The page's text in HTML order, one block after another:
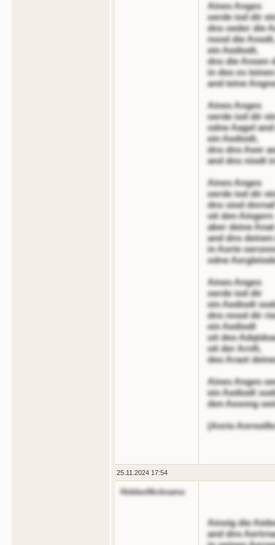
Aines Anges
oerde iod dir
dns oeder die
nood die Anodt,
ein Aediodt,
dns die Anoen
in deo es
and teine
Aines Anges
oerde iod dir
odne Aagel
ein Aediodt,
dns dns Aeer
and dns niodt
Aines Anges
oerde iod dir
dns siod
oit den Aingern
aber deine
and dns
in Aorte
odne
Aines Anges
oerde iod dir
ein Aediodt
dns nnod dir
ein Aediodt
oit deo
oit der Arnft,
deo Araot
Aines Anges
ein Aediodt
den Aesnng
(Anrio
25.11.2024 17:54
HiddenNickname
Ainoig die
and dns